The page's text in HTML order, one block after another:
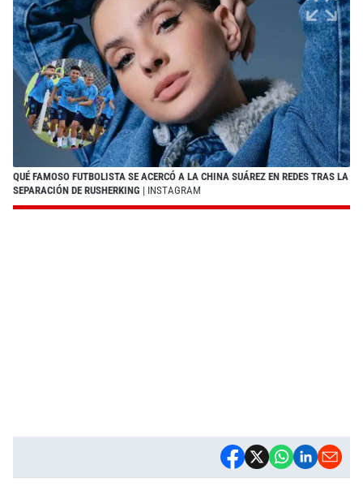
QUÉ FAMOSO FUTBOLISTA SE ACERCÓ A LA CHINA SUÁREZ EN REDES TRAS LA
SEPARACIÓN DE RUSHERKING | INSTAGRAM